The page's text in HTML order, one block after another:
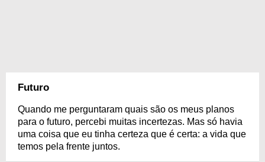
Futuro
Quando me perguntaram quais são os meus planos
para o futuro, percebi muitas incertezas. Mas só havia
uma coisa que eu tinha certeza que é certa: a vida que
temos pela frente juntos.